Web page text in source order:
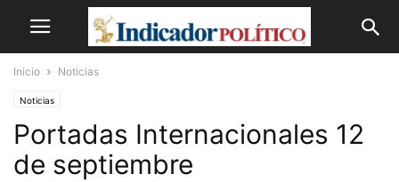
Inicio Noticias
Noticias
Portadas Internacionales 12
de septiembre